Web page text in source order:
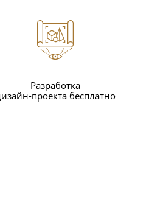
Разработка
проекта бесплатно